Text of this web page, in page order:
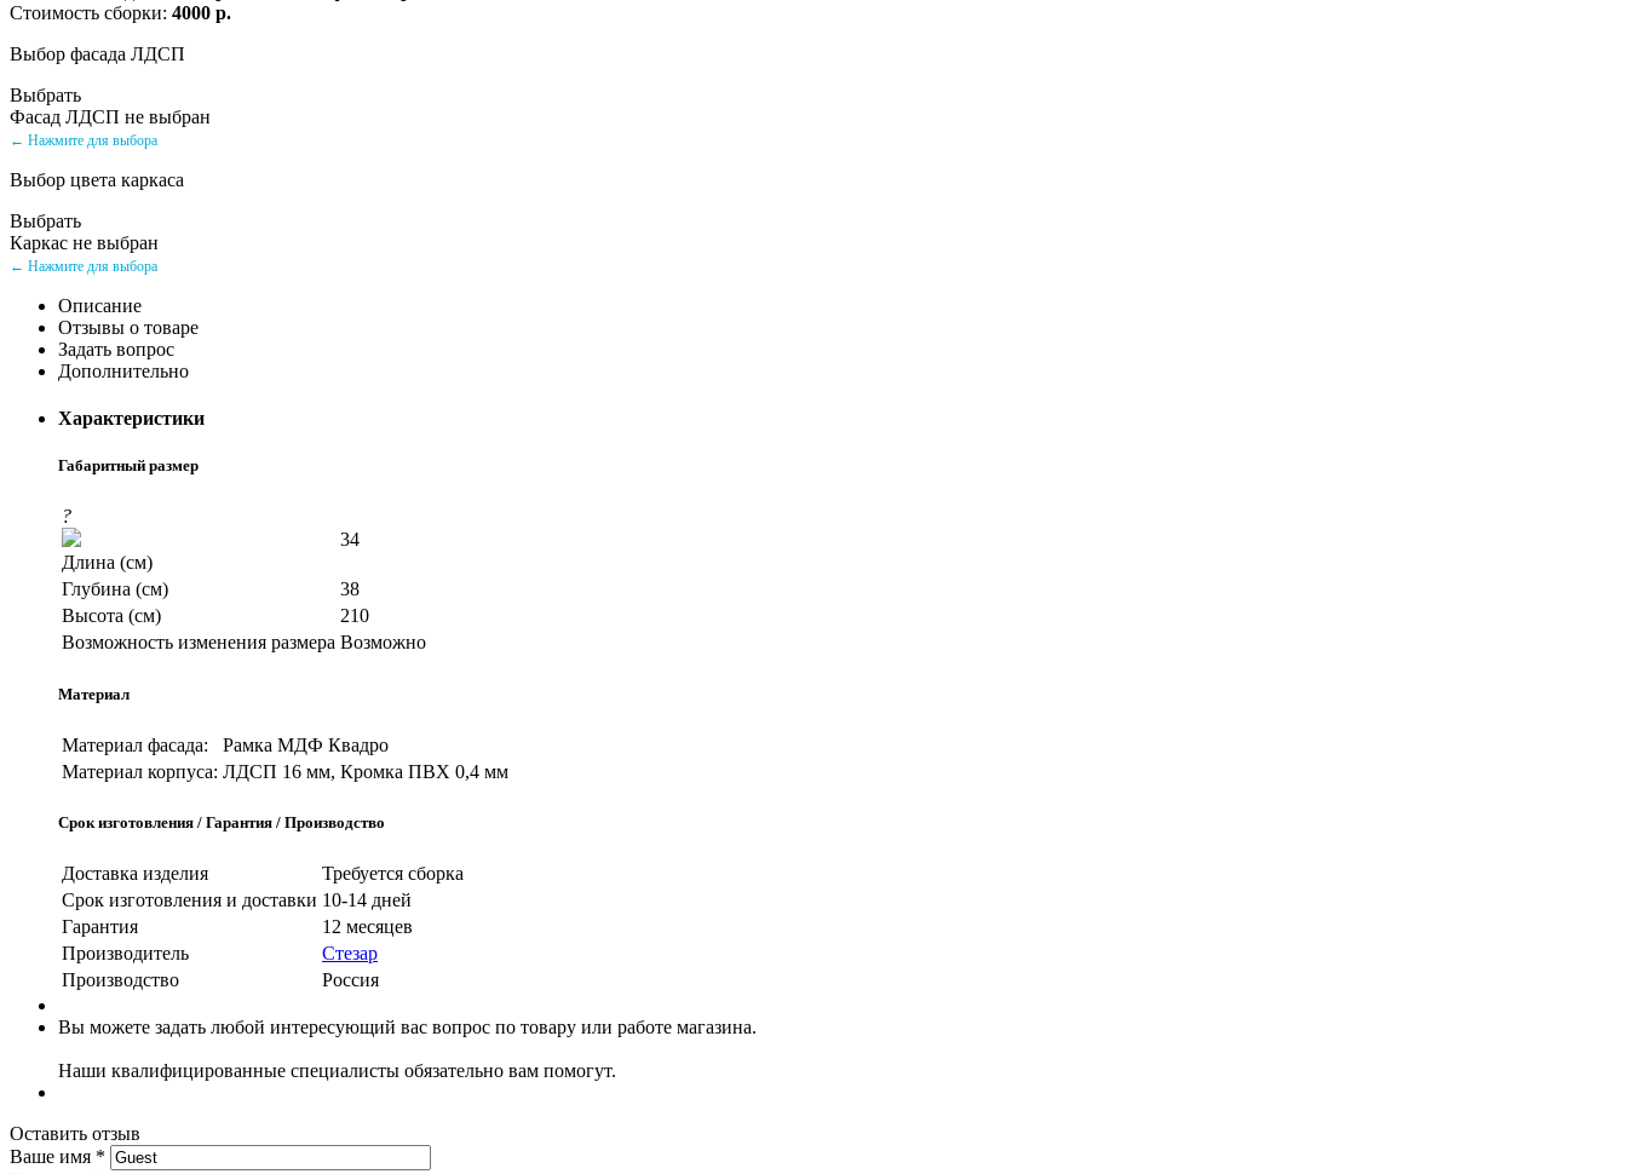
Стоимость сборки: 4000 р.
Выбор фасада ЛДСП
Выбрать
Фасад ЛДСП не выбран
← Нажмите для выбора
Выбор цвета каркаса
Выбрать
Каркас не выбран
← Нажмите для выбора
Описание
Отзывы о товаре
Задать вопрос
Дополнительно
Характеристики
Габаритный размер
?
Длина (см)
34
Глубина (см)
38
Высота (см)
210
Возможность изменения размера Возможно
Материал
Материал фасада:
Рамка МДФ Квадро
Материал корпуса: ЛДСП 16 мм, Кромка ПВХ 0,4 мм
Срок изготовления / Гарантия / Производство
Доставка изделия
Требуется сборка
Срок изготовления и доставки 10-14 дней
Гарантия
12 месяцев
Производитель
Стезар
Производство
Россия
Вы можете задать любой интересующий вас вопрос по товару или работе магазина.
Наши квалифицированные специалисты обязательно вам помогут.
Оставить отзыв
Ваше имя *